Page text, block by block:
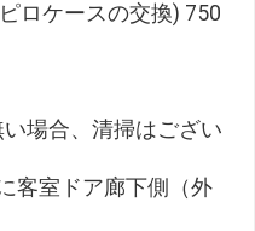
ロケースの交換) 750
場合、清掃はござい
客室ドア廊下側（外